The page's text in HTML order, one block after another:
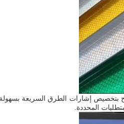
بتخصيص إشارات الطرق السريعة
المحددة.